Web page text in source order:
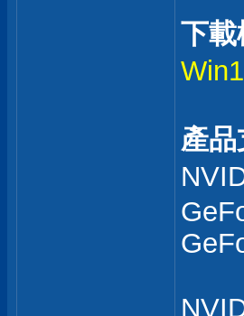
下載
產